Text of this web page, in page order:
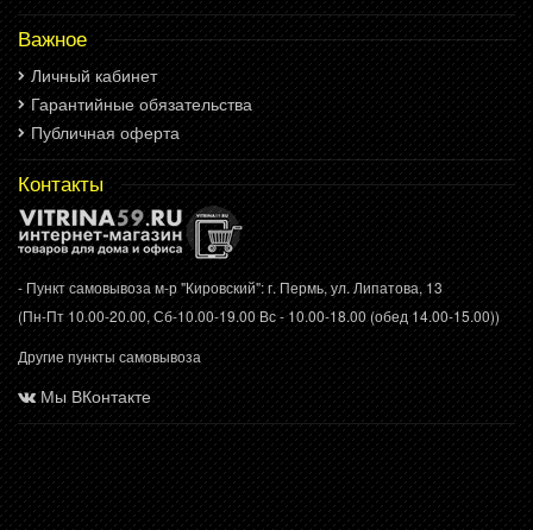
Важное
Личный кабинет
Гарантийные обязательства
Публичная оферта
Контакты
- Пункт самовывоза м-р "Кировский": г. Пермь, ул. Липатова, 13
(Пн-Пт 10.00-20.00, Сб-10.00-19.00 Вс - 10.00-18.00 (обед 14.00-15.00))
Другие пункты самовывоза
Мы ВКонтакте